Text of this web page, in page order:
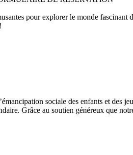
pour explorer le monde
sociale des enfants et des
Grâce au soutien généreux que